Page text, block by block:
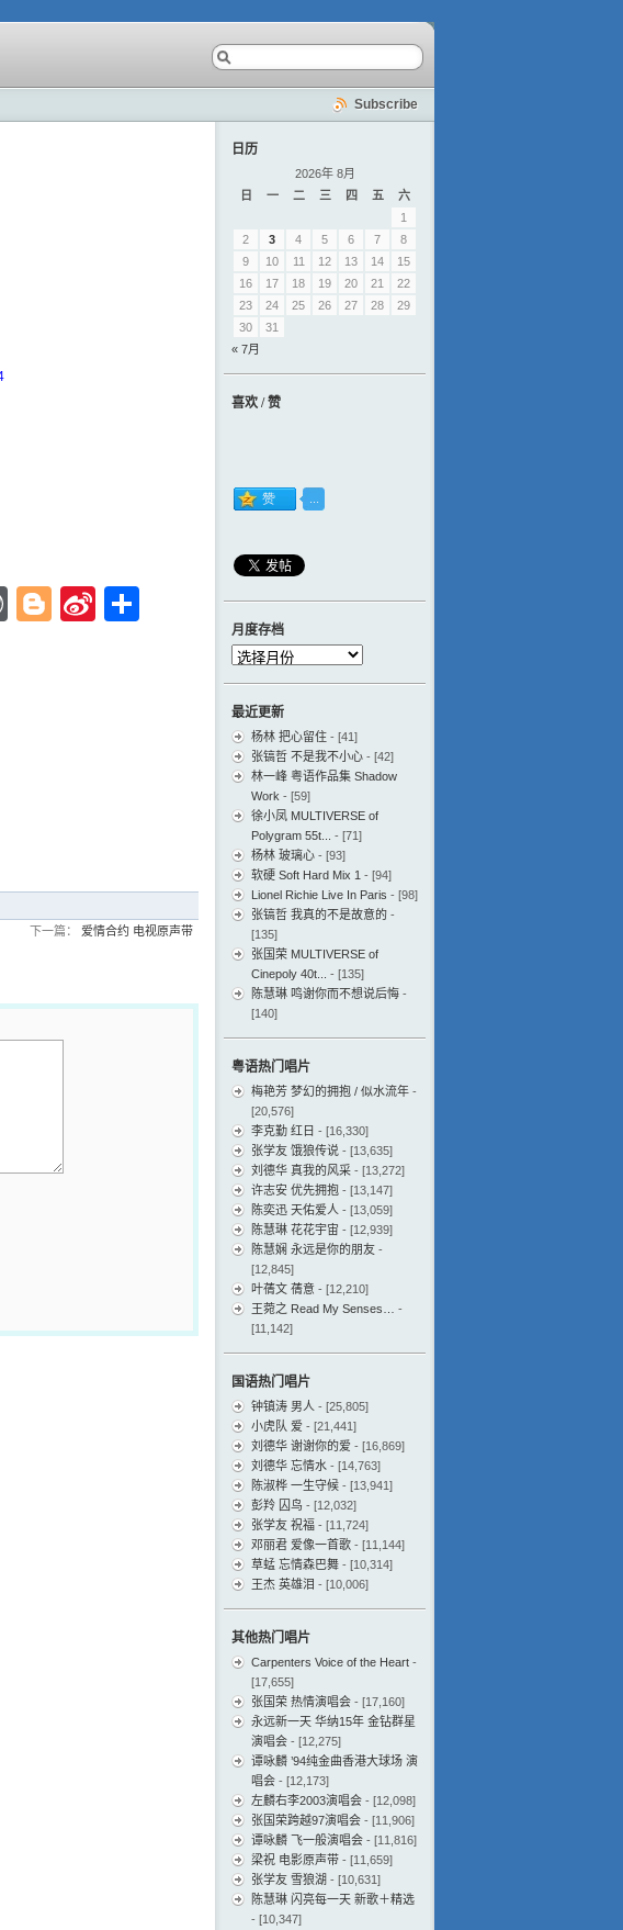
Subscribe
WordPress
Blogger
Sina
下一篇： 爱情合约 电视原声带
日历
2026年 8月
日
一 二 三 四 五
六
1
2
3 4 5 6 7
8
9
10 11 12 13 14
15
16
17 18 19 20 21
22
23
24 25 26 27 28
29
30
31
« 7月
喜欢 / 赞
月度存档
月
档
最近更新
杨林 把心留住 - [41]
张镐哲 不是我不小心 - [42]
林一峰 粤语作品集 Shadow
Work - [59]
徐小凤 MULTIVERSE of
Polygram 55t...
- [71]
杨林 玻璃心 - [93]
软硬 Soft Hard Mix 1 - [94]
Lionel Richie Live In Paris - [98]
张镐哲 我真的不是故意的 -
[135]
张国荣 MULTIVERSE of
Cinepoly 40t...
- [135]
陈慧琳 鸣谢你而不想说后悔 -
[140]
粤语热门唱片
梅艳芳 梦幻的拥抱 / 似水流年 -
[20,576]
李克勤 红日 - [16,330]
张学友 饿狼传说 - [13,635]
刘德华 真我的风采 - [13,272]
许志安 优先拥抱 - [13,147]
陈奕迅 天佑爱人 - [13,059]
陈慧琳 花花宇宙 - [12,939]
陈慧娴 永远是你的朋友 -
[12,845]
叶蒨文 蒨意 - [12,210]
王菀之 Read My Senses…
-
[11,142]
国语热门唱片
钟镇涛 男人 - [25,805]
小虎队 爱 - [21,441]
刘德华 谢谢你的爱 - [16,869]
刘德华 忘情水 - [14,763]
陈淑桦 一生守候 - [13,941]
彭羚 囚鸟 - [12,032]
张学友 祝福 - [11,724]
邓丽君 爱像一首歌 - [11,144]
草蜢 忘情森巴舞 - [10,314]
王杰 英雄泪 - [10,006]
其他热门唱片
Carpenters Voice of the Heart -
[17,655]
张国荣 热情演唱会 - [17,160]
永远新一天 华纳15年 金钻群星
演唱会 - [12,275]
谭咏麟 ’94纯金曲香港大球场 演
唱会 - [12,173]
左麟右李2003演唱会 - [12,098]
张国荣跨越97演唱会 - [11,906]
谭咏麟 飞一般演唱会 - [11,816]
梁祝 电影原声带 - [11,659]
张学友 雪狼湖 - [10,631]
陈慧琳 闪亮每一天 新歌＋精选
- [10,347]